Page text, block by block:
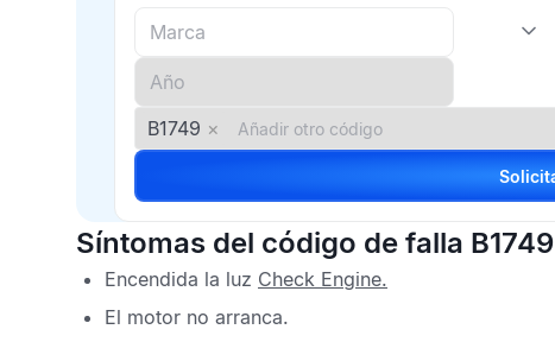
B1749 ×
Síntomas del código de falla B1749
Encendida la luz Check Engine.
El motor no arranca.